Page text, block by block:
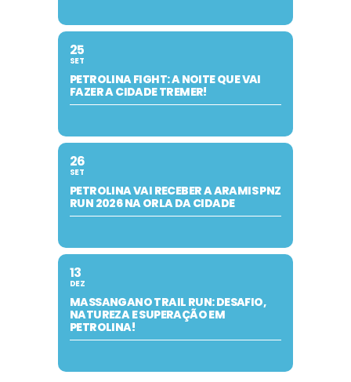
25
SET
PETROLINA FIGHT: A NOITE QUE VAI
FAZER A CIDADE TREMER!
26
SET
PETROLINA VAI RECEBER A ARAMIS PNZ
RUN 2026 NA ORLA DA CIDADE
13
DEZ
MASSANGANO TRAIL RUN: DESAFIO,
NATUREZA E SUPERAÇÃO EM
PETROLINA!